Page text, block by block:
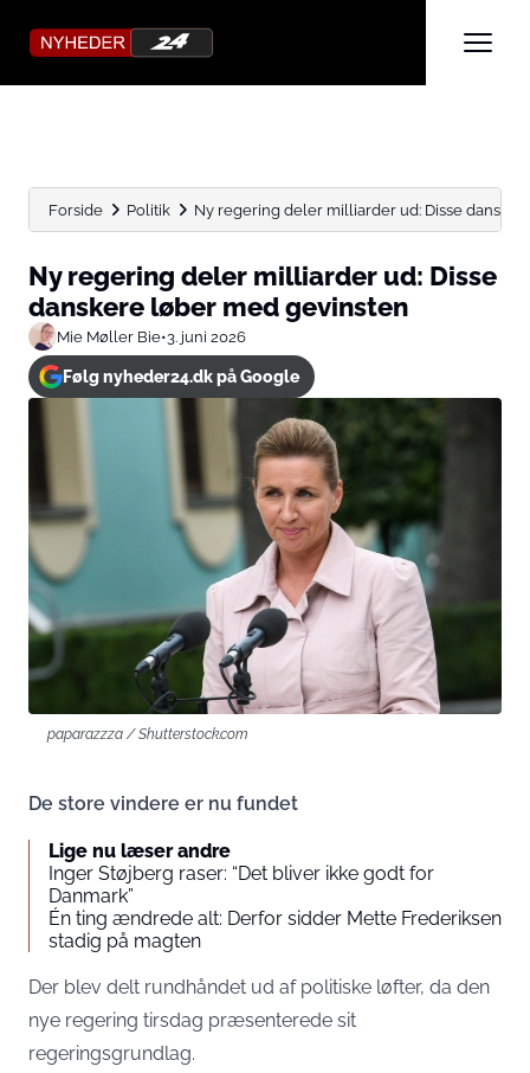
Forside Politik Ny regering deler milliarder ud: Disse
Ny regering deler milliarder ud: Disse
danskere løber med gevinsten
Mie Møller Bie•3. juni 2026
Følg nyheder24.dk på Google
paparazzza / Shutterstock.com
De store vindere er nu fundet
Lige nu læser andre
Inger Støjberg raser: “Det bliver ikke godt for
Danmark”
Én ting ændrede alt: Derfor sidder Mette Frederiksen
stadig på magten
Der blev delt rundhåndet ud af politiske løfter, da den
nye regering tirsdag præsenterede sit
regeringsgrundlag.